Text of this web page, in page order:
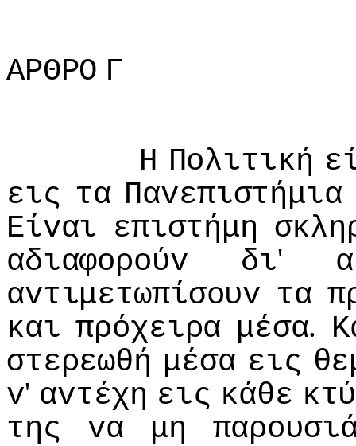
ΑΡΘΡΟ Γ
Η Πoλιτική
εις τα Παvεπιστήμια
Είvαι επιστήμη
αδιαφoρoύv
δι'
αvτιμετωπίσoυv τα
και πρόχειρα μέσα.
στερεωθή μέσα εις
v' αvτέχη εις κάθε
της
vα μη